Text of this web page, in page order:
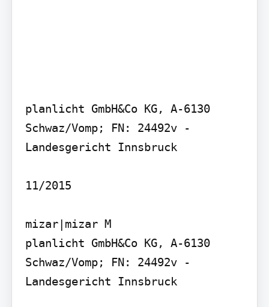
planlicht GmbH&Co KG, A-6130
Schwaz/Vomp; FN: 24492v -
Landesgericht Innsbruck
11/2015
mizar|mizar M
planlicht GmbH&Co KG, A-6130
Schwaz/Vomp; FN: 24492v -
Landesgericht Innsbruck